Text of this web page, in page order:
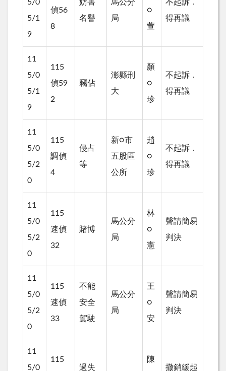
5/0
5/1
9
偵56
8
妨害
名譽
馬公分
局
○
萱
不起訴．
得再議
11
5/0
5/1
9
115
偵59
2
竊佔
澎縣刑
大
顏
○
珍
不起訴．
得再議
11
5/0
5/2
0
115
調偵
4
侵占
等
新○市
五股區
公所
趙
○
珍
不起訴．
得再議
11
5/0
5/2
0
115
速偵
32
賭博
馬公分
局
林
○
憲
聲請簡易
判決
11
5/0
5/2
0
115
速偵
33
不能
安全
駕駛
馬公分
局
王
○
安
聲請簡易
判決
11
5/0
115
過失
陳
撤銷緩起